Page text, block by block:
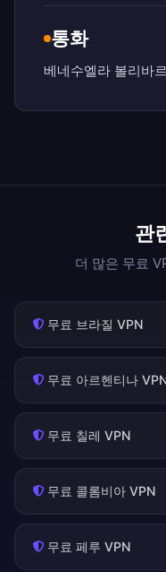
통화
베네수엘라 볼리바
관
더 많은 무료
무료 브라질 VPN
무료 아르헨티나
무료 칠레 VPN
무료 콜롬비아 VPN
무료 페루 VPN